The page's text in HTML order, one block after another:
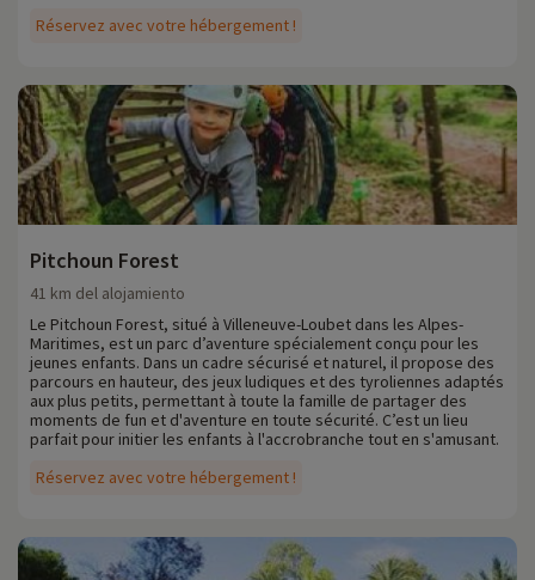
Réservez avec votre hébergement !
Pitchoun Forest
Réservez avec votre hébergement !
41 km del alojamiento
Le Pitchoun Forest, situé à Villeneuve-Loubet dans les Alpes-
Maritimes, est un parc d’aventure spécialement conçu pour les
jeunes enfants. Dans un cadre sécurisé et naturel, il propose des
parcours en hauteur, des jeux ludiques et des tyroliennes adaptés
aux plus petits, permettant à toute la famille de partager des
moments de fun et d'aventure en toute sécurité. C’est un lieu
parfait pour initier les enfants à l'accrobranche tout en s'amusant.